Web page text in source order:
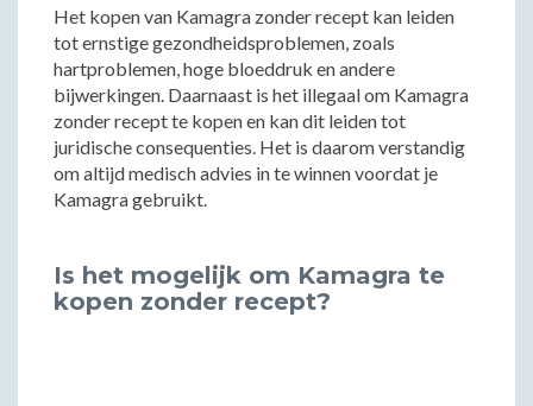
Het kopen van Kamagra zonder recept kan leiden
tot ernstige gezondheidsproblemen, zoals
hartproblemen, hoge bloeddruk en andere
bijwerkingen. Daarnaast is het illegaal om Kamagra
zonder recept te kopen en kan dit leiden tot
juridische consequenties. Het is daarom verstandig
om altijd medisch advies in te winnen voordat je
Kamagra gebruikt.
Is het mogelijk om Kamagra te
kopen zonder recept?